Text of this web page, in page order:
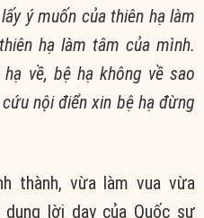
ý muốn của thiên hạ làm
hạ làm tâm của mình.
về, bệ hạ không về sao
nội điển xin bệ hạ đừng
thành, vừa làm vua vừa
lời dạy của Quốc sư